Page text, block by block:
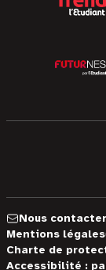
Nous contacter
Mentions légales
Charte de
Accessibilité :